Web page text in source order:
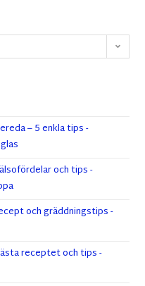
– 5 enkla tips -
och tips -
och gräddningstips -
receptet och tips -